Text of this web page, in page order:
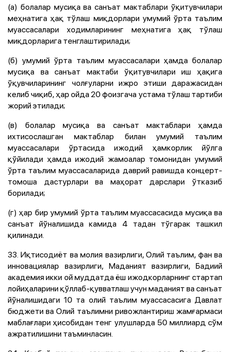
(а) болалар мусиқа ва санъат мактаблари ўқитувчилари
меҳнатига ҳақ тўлаш миқдорлари умумий ўрта таълим
муассасалари ходимларининг меҳнатига ҳақ тўлаш
миқдорларига тенглаштирилади;
(б) умумий ўрта таълим муассасалари ҳамда болалар
мусиқа ва санъат мактаби ўқитувчилари иш ҳақига
ўқувчиларининг чолғуларни ижро этиши даражасидан
келиб чиқиб, ҳар ойда 20 фоизгача устама тўлаш тартиби
жорий этилади;
(в) болалар мусиқа ва санъат мактаблари ҳамда
ихтисослашган мактаблар билан умумий таълим
муассасалари ўртасида ижодий ҳамкорлик йўлга
қўйилади ҳамда ижодий жамоалар томонидан умумий
ўрта таълим муассасаларида даврий равишда концерт-
томоша дастурлари ва маҳорат дарслари ўтказиб
борилади;
(г) ҳар бир умумий ўрта таълим муассасасида мусиқа ва
санъат йўналишида камида 4 тадан тўгарак ташкил
қилинади.
33. Иқтисодиёт ва молия вазирлиги, Олий таълим, фан ва
инновациялар вазирлиги, Маданият вазирлиги, Бадиий
академия икки ой муддатда ёш ижодкорларнинг стартап
лойиҳаларини қўллаб-қувватлаш учун маданият ва санъат
йўналишидаги 10 та олий таълим муассасасига Давлат
бюджети ва Олий таълимни ривожлантириш жамғармаси
маблағлари ҳисобидан тенг улушларда 50 миллиард сўм
ажратилишини таъминласин.